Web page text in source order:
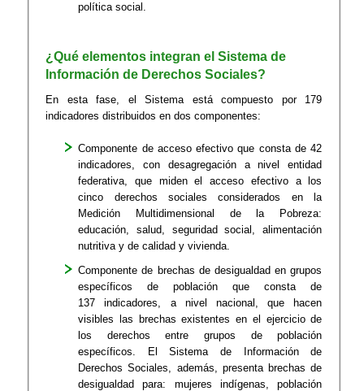
política social.
¿Qué elementos integran el Sistema de
Información de Derechos Sociales?
En esta fase, el Sistema está compuesto por 179
indicadores distribuidos en dos componentes:
Componente de acceso efectivo que consta de 42
indicadores, con desagregación a nivel entidad
federativa, que miden el acceso efectivo a los
cinco derechos sociales considerados en la
Medición Multidimensional de la Pobreza:
educación, salud, seguridad social, alimentación
nutritiva y de calidad y vivienda.
Componente de brechas de desigualdad en grupos
específicos de población que consta de
137 indicadores, a nivel nacional, que hacen
visibles las brechas existentes en el ejercicio de
los derechos entre grupos de población
específicos. El Sistema de Información de
Derechos Sociales, además, presenta brechas de
desigualdad para: mujeres indígenas, población